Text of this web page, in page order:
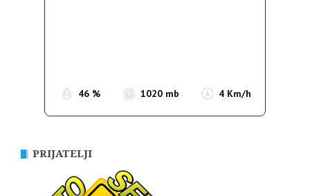
46 % 1020 mb 4 Km/h
PRIJATELJI